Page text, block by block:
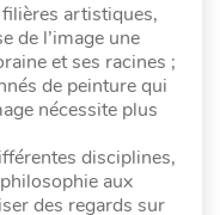
artistiques,
de l’image une
et ses racines ;
de peinture qui
nécessite plus
disciplines,
aux
des regards sur